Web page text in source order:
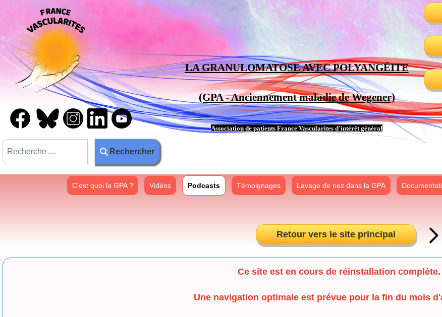
Rechercher
LA GRANULOMATOSE AVEC POLYANGÉITE
(GPA - Anciennement maladie de Wegener)
Association de patients France Vascularites d'intérêt général
C'est quoi la GPA ? Vidéos Podcasts Témoignages Lavage de nez dans la GPA
Retour vers le site principal
Ce site est en cours de réinstallation complète.
Une navigation optimale est prévue pour la fin du mois